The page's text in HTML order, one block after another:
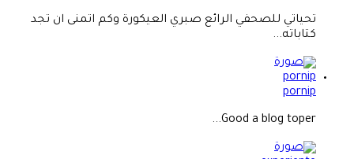
تحياتي للصحفي الرائع صبري العيكورة وكم اتمنى ان تجد
كتاباته...
pornip
Good a blog toper...